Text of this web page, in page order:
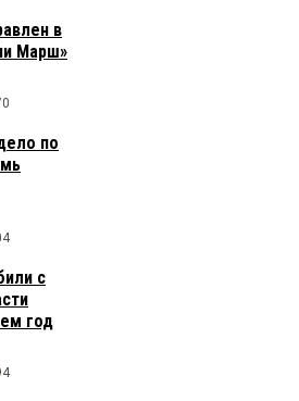
в
Марш»
по
с
год